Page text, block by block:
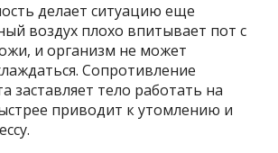
делает ситуацию еще
воздух плохо впитывает пот с
и организм не может
Сопротивление
заставляет тело работать на
приводит к утомлению и